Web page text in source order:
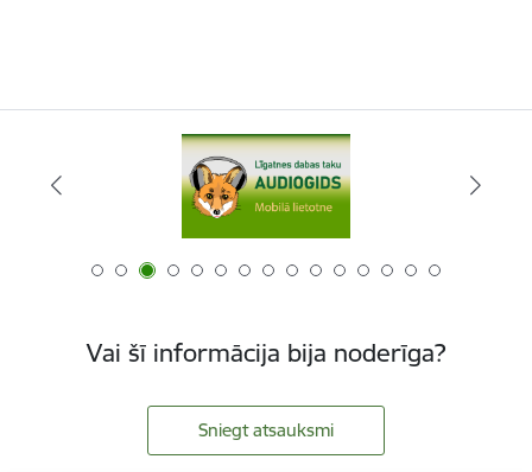
Vai šī informācija bija noderīga?
Sniegt atsauksmi